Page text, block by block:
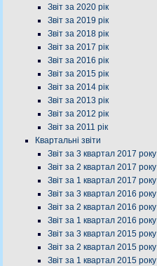
Звіт за 2020 рік
Звіт за 2019 рік
Звіт за 2018 рік
Звіт за 2017 рік
Звіт за 2016 рік
Звіт за 2015 рік
Звіт за 2014 рік
Звіт за 2013 рік
Звіт за 2012 рік
Звіт за 2011 рік
Квартальні звіти
Звіт за 3 квартал 2017 року
Звіт за 2 квартал 2017 року
Звіт за 1 квартал 2017 року
Звіт за 3 квартал 2016 року
Звіт за 2 квартал 2016 року
Звіт за 1 квартал 2016 року
Звіт за 3 квартал 2015 року
Звіт за 2 квартал 2015 року
Звіт за 1 квартал 2015 року